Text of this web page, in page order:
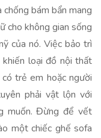
bám bẩn mang
cho không gian sống
của nó. Việc bảo trì
loại đồ nội thất
trẻ em hoặc người
phải vật lộn với
muốn. Đừng để vết
một chiếc ghế sofa